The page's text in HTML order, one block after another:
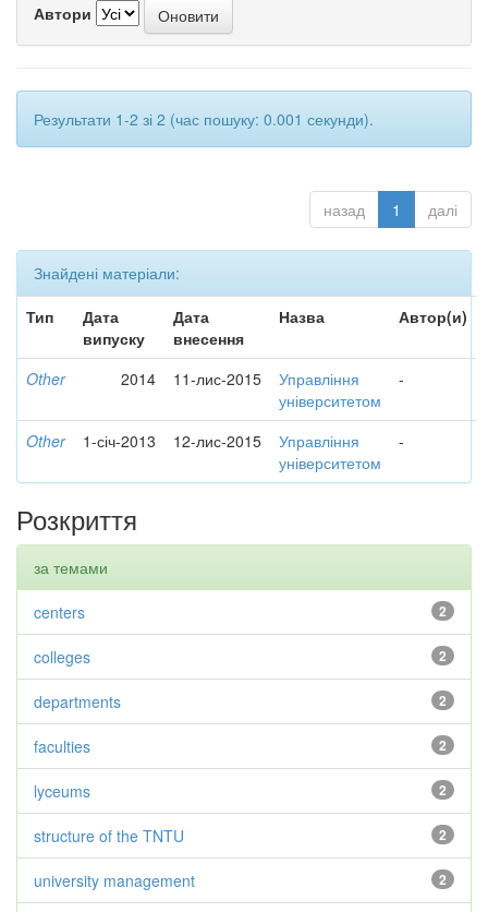
Автори
Результати 1-2 зі 2 (час пошуку: 0.001 секунди).
назад 1 далі
Знайдені матеріали:
Тип
Дата
випуску
Дата
внесення
Назва Автор(и)
Other 2014 11-лис-2015
Управління
університетом
-
Other 1-січ-2013 12-лис-2015
Управління
університетом
-
Розкриття
за темами
2
centers
2
colleges
2
departments
2
faculties
2
lyceums
2
structure of the TNTU
2
university management